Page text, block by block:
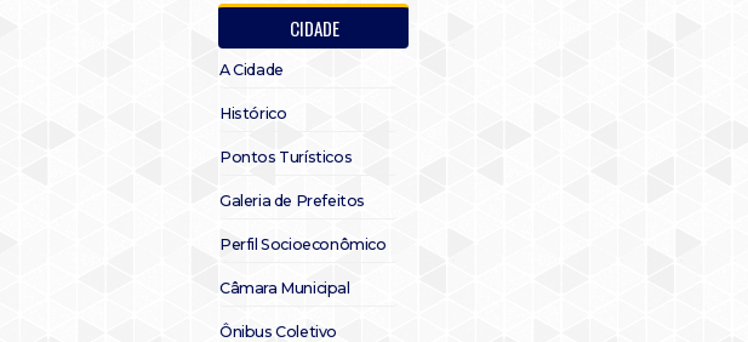
CIDADE
A Cidade
Histórico
Pontos Turísticos
Galeria de Prefeitos
Perfil Socioeconômico
Câmara Municipal
Ônibus Coletivo